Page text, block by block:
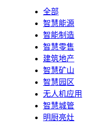
全部
智慧能源
智能制造
智慧零售
建筑地产
智慧矿山
智慧园区
无人机应用
智慧城管
明厨亮灶